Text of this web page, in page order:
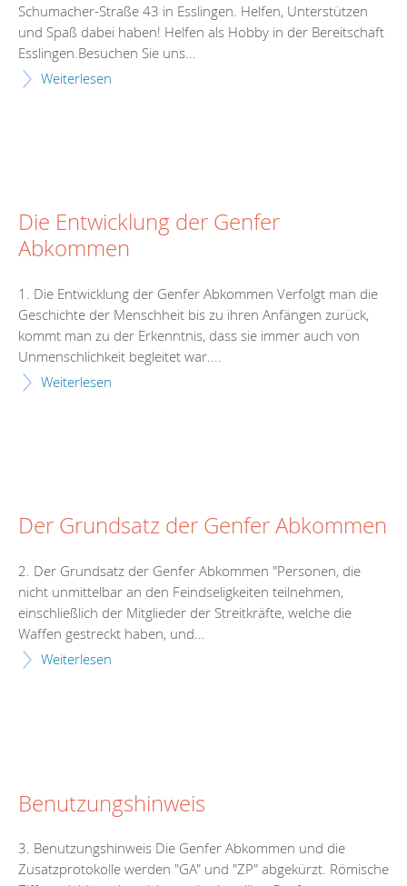
Schumacher-Straße 43 in Esslingen. Helfen, Unterstützen
und Spaß dabei haben! Helfen als Hobby in der Bereitschaft
Esslingen.Besuchen Sie uns...
Weiterlesen
Die Entwicklung der Genfer
Abkommen
1. Die Entwicklung der Genfer Abkommen Verfolgt man die
Geschichte der Menschheit bis zu ihren Anfängen zurück,
kommt man zu der Erkenntnis, dass sie immer auch von
Unmenschlichkeit begleitet war....
Weiterlesen
Der Grundsatz der Genfer Abkommen
2. Der Grundsatz der Genfer Abkommen "Personen, die
nicht unmittelbar an den Feindseligkeiten teilnehmen,
einschließlich der Mitglieder der Streitkräfte, welche die
Waffen gestreckt haben, und...
Weiterlesen
Benutzungshinweis
3. Benutzungshinweis Die Genfer Abkommen und die
Zusatzprotokolle werden "GA" und "ZP" abgekürzt. Römische